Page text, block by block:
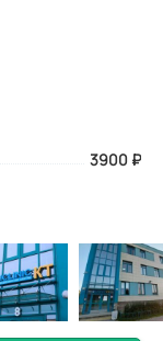
3900 ₽